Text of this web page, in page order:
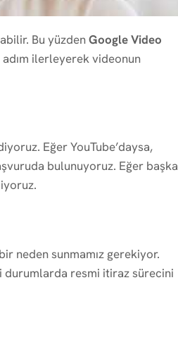
Bu yüzdenGoogle Video
ilerleyerek videonun
Eğer YouTube’daysa,
bulunuyoruz. Eğer başka
neden sunmamız gerekiyor.
durumlarda resmi itiraz sürecini